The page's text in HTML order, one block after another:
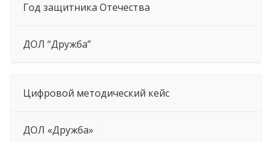
Год защитника Отечества
ДОЛ “Дружба”
Цифровой методический кейс
ДОЛ «Дружба»